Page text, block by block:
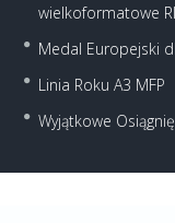
wielkoformatowe
Medal Europejski
Linia Roku A3 MFP
Wyjątkowe